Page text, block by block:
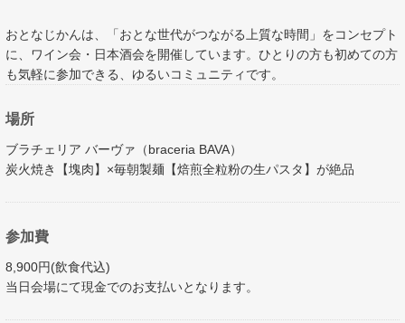
おとなじかんは、「おとな世代がつながる上質な時間」をコンセプト
に、ワイン会・日本酒会を開催しています。ひとりの方も初めての方
も気軽に参加できる、ゆるいコミュニティです。
場所
ブラチェリア バーヴァ（braceria BAVA）
炭火焼き【塊肉】×毎朝製麺【焙煎全粒粉の生パスタ】が絶品
参加費
8,900円(飲食代込)
当日会場にて現金でのお支払いとなります。